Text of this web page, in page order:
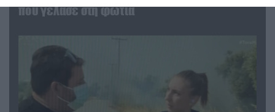
που γέλασε στη φωτιά